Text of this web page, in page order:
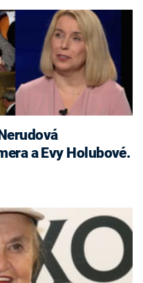
a Evy Holubové.